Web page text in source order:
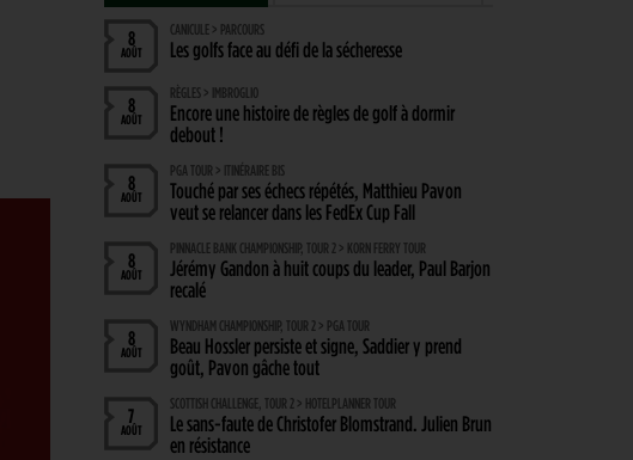
8
AOÛT
CANICULE > PARCOURS
Les golfs face au défi de la sécheresse
8
AOÛT
RÈGLES > IMBROGLIO
Encore une histoire de règles de golf à dormir
debout !
8
AOÛT
PGA TOUR > ITINÉRAIRE BIS
Touché par ses échecs répétés, Matthieu Pavon
veut se relancer dans les FedEx Cup Fall
8
AOÛT
PINNACLE BANK CHAMPIONSHIP, TOUR 2 > KORN FERRY TOUR
Jérémy Gandon à huit coups du leader, Paul Barjon
recalé
8
AOÛT
WYNDHAM CHAMPIONSHIP, TOUR 2 > PGA TOUR
Beau Hossler persiste et signe, Saddier y prend
goût, Pavon gâche tout
7
AOÛT
SCOTTISH CHALLENGE, TOUR 2 > HOTELPLANNER TOUR
Le sans-faute de Christofer Blomstrand. Julien Brun
en résistance